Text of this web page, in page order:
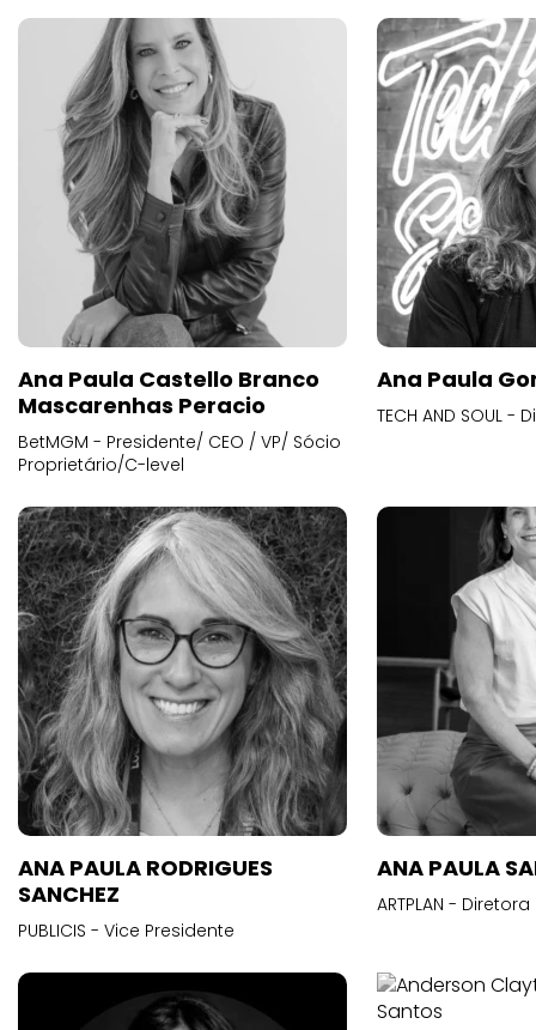
Ana Paula Castello Branco
Mascarenhas Peracio
BetMGM - Presidente/ CEO / VP/ Sócio
Proprietário/C-level
Ana Paula
TECH AND SOUL
ANA PAULA RODRIGUES
SANCHEZ
PUBLICIS - Vice Presidente
ANA PAULA
ARTPLAN -